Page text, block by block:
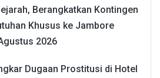
Berangkatkan Kontingen
Khusus ke Jambore
2026
Dugaan Prostitusi di Hotel